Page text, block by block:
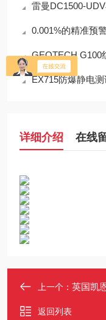
雷曼DC1500-
0.001%的精准预警——新
GEOTECH G100
EX715防爆静电
详细介绍 在线
上一个： 英国凯恩
返回列表